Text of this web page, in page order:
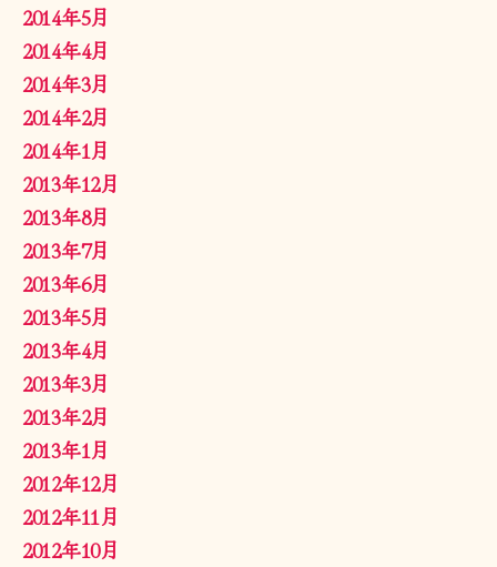
2014年5月
2014年4月
2014年3月
2014年2月
2014年1月
2013年12月
2013年8月
2013年7月
2013年6月
2013年5月
2013年4月
2013年3月
2013年2月
2013年1月
2012年12月
2012年11月
2012年10月